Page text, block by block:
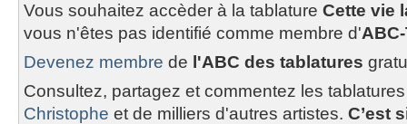
Vous souhaitez accèder à la tablature Cette vie
vous n'êtes pas identifié comme membre d'
Devenez membre de l'ABC des tablatures
Consultez, partagez et commentez les
Christophe et de milliers d'autres artistes. C’est